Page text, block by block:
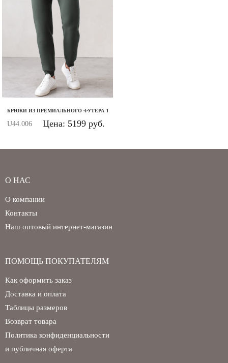
БРЮКИ ИЗ ПРЕМИАЛЬНОГО ФУТЕРА ТРЕХНИТКИ С НАЧЕСОМ
U44.006 Цена: 5199 руб.
О НАС
О компании
Контакты
Наш оптовый интернет-магазин
ПОМОЩЬ ПОКУПАТЕЛЯМ
Как оформить заказ
Доставка и оплата
Таблицы размеров
Возврат товара
Политика конфиденциальности
и публичная оферта